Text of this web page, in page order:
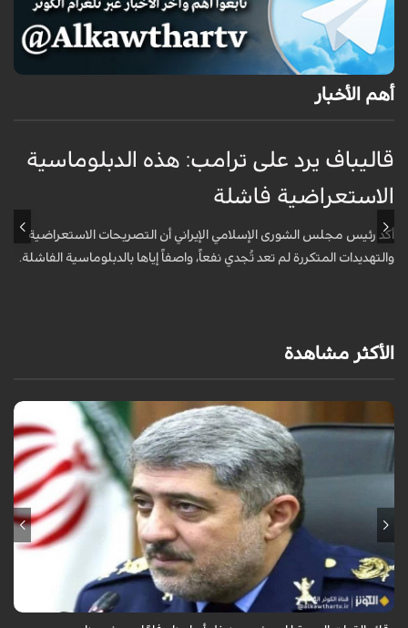
أهم الأخبار
قاليباف يرد على ترامب: هذه الدبلوماسية
الاستعراضية فاشلة
أكد رئيس مجلس الشورى الإسلامي الإيراني أن التصريحات الاستعراضية
والتهديدات المتكررة لم تعد تُجدي نفعاً، واصفاً إياها بالدبلوماسية الفاشلة.
الأكثر مشاهدة
قال قائد القوات الجوية للجيش الايراني العميد الطيار بهمن بهمرد "ان القوات
الجوية للجيش ستبذل الأرواح دفاعًا عن الشعب الإيراني".